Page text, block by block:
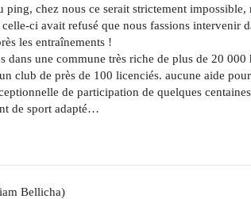
ping, chez nous ce serait strictement
ci avait refusé que nous fassions intervenir
les entraînements !
dans une commune très riche de plus de 20
club de près de 100 licenciés. aucune aide
de participation de quelques
de sport adapté…
Bellicha)